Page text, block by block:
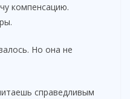
компенсацию.
Но она не
справедливым